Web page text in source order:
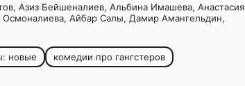
Азиз Бейшеналиев, Альбина Имашева, Анастасия
Осмоналиева, Айбар Салы, Дамир Амангельдин,
новые
комедии про гангстеров